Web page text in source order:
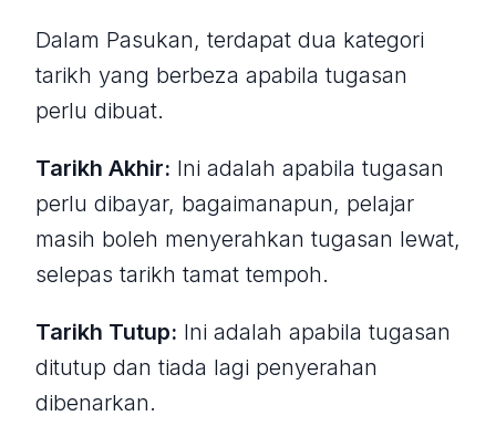
Dalam Pasukan, terdapat dua kategori
tarikh yang berbeza apabila tugasan
perlu dibuat.
Tarikh Akhir: Ini adalah apabila tugasan
perlu dibayar, bagaimanapun, pelajar
masih boleh menyerahkan tugasan lewat,
selepas tarikh tamat tempoh.
Tarikh Tutup: Ini adalah apabila tugasan
ditutup dan tiada lagi penyerahan
dibenarkan.